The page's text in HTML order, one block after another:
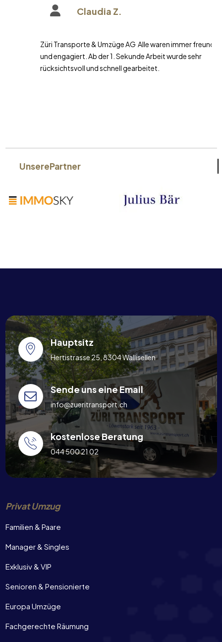
Claudia Z.
Züri Transporte & Umzüge AG Alle waren immer freundlich
und engagiert. Ab der 1. Sekunde Arbeit wurde sehr
rücksichtsvoll und schnell gearbeitet.
UnserePartner
Hauptsitz
Hertistrasse 25, 8304 Wallisellen
Sende uns eine Email
info@zueritransport.ch
kostenlose Beratung
044 500 21 02
Privat Umzug
Familien & Paare
Manager & Singles
Exklusiv & VIP
Senioren & Pensionierte
Europa Umzüge
Fachgerechte Räumung